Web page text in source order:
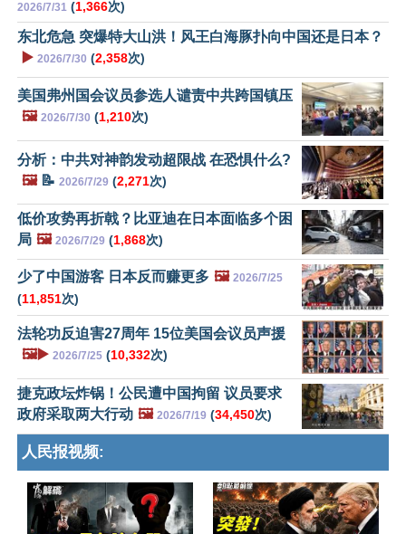
2026/7/31 (1,366次)
东北危急 突爆特大山洪！风王白海豚扑向中国还是日本？
▶️ 2026/7/30 (2,358次)
美国弗州国会议员参选人谴责中共跨国镇压
🖼️ 2026/7/30 (1,210次)
分析：中共对神韵发动超限战 在恐惧什么?
🖼️📝 2026/7/29 (2,271次)
低价攻势再折戟？比亚迪在日本面临多个困
局 🖼️ 2026/7/29 (1,868次)
少了中国游客 日本反而赚更多 🖼️ 2026/7/25
(11,851次)
法轮功反迫害27周年 15位美国会议员声援
🖼️▶️ 2026/7/25 (10,332次)
捷克政坛炸锅！公民遭中国拘留 议员要求
政府采取两大行动 🖼️ 2026/7/19 (34,450次)
人民报视频: